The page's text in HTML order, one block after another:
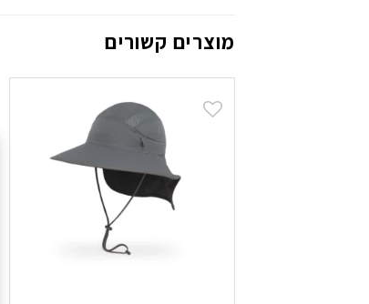
מוצרים קשורים